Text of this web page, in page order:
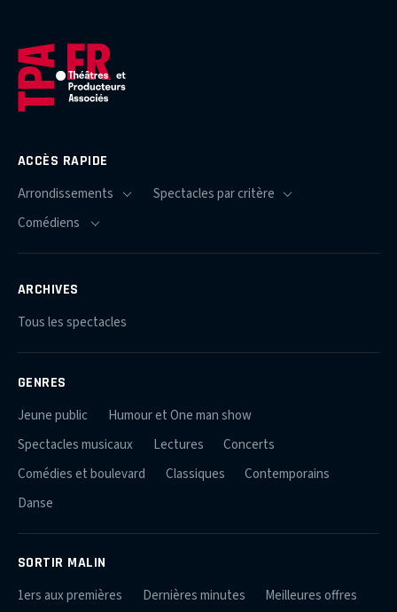
ACCÈS RAPIDE
ARCHIVES
Tous les spectacles
GENRES
Jeune public
Humour et One man show
Spectacles musicaux
Lectures
Concerts
Comédies et boulevard
Classiques
Contemporains
Danse
SORTIR MALIN
1ers aux premières Dernières minutes Meilleures offres